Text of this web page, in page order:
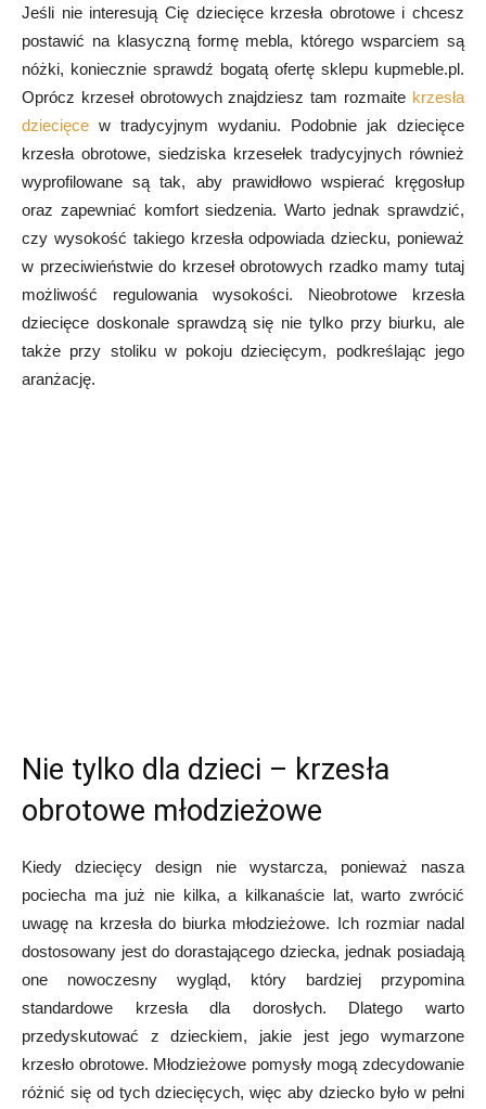
Jeśli nie interesują Cię dziecięce krzesła obrotowe i chcesz
postawić na klasyczną formę mebla, którego wsparciem są
nóżki, koniecznie sprawdź bogatą ofertę sklepu kupmeble.pl.
Oprócz krzeseł obrotowych znajdziesz tam rozmaite krzesła
dziecięce w tradycyjnym wydaniu. Podobnie jak dziecięce
krzesła obrotowe, siedziska krzesełek tradycyjnych również
wyprofilowane są tak, aby prawidłowo wspierać kręgosłup
oraz zapewniać komfort siedzenia. Warto jednak sprawdzić,
czy wysokość takiego krzesła odpowiada dziecku, ponieważ
w przeciwieństwie do krzeseł obrotowych rzadko mamy tutaj
możliwość regulowania wysokości. Nieobrotowe krzesła
dziecięce doskonale sprawdzą się nie tylko przy biurku, ale
także przy stoliku w pokoju dziecięcym, podkreślając jego
aranżację.
Nie tylko dla dzieci – krzesła
obrotowe młodzieżowe
Kiedy dziecięcy design nie wystarcza, ponieważ nasza
pociecha ma już nie kilka, a kilkanaście lat, warto zwrócić
uwagę na krzesła do biurka młodzieżowe. Ich rozmiar nadal
dostosowany jest do dorastającego dziecka, jednak posiadają
one nowoczesny wygląd, który bardziej przypomina
standardowe krzesła dla dorosłych. Dlatego warto
przedyskutować z dzieckiem, jakie jest jego wymarzone
krzesło obrotowe. Młodzieżowe pomysły mogą zdecydowanie
różnić się od tych dziecięcych, więc aby dziecko było w pełni